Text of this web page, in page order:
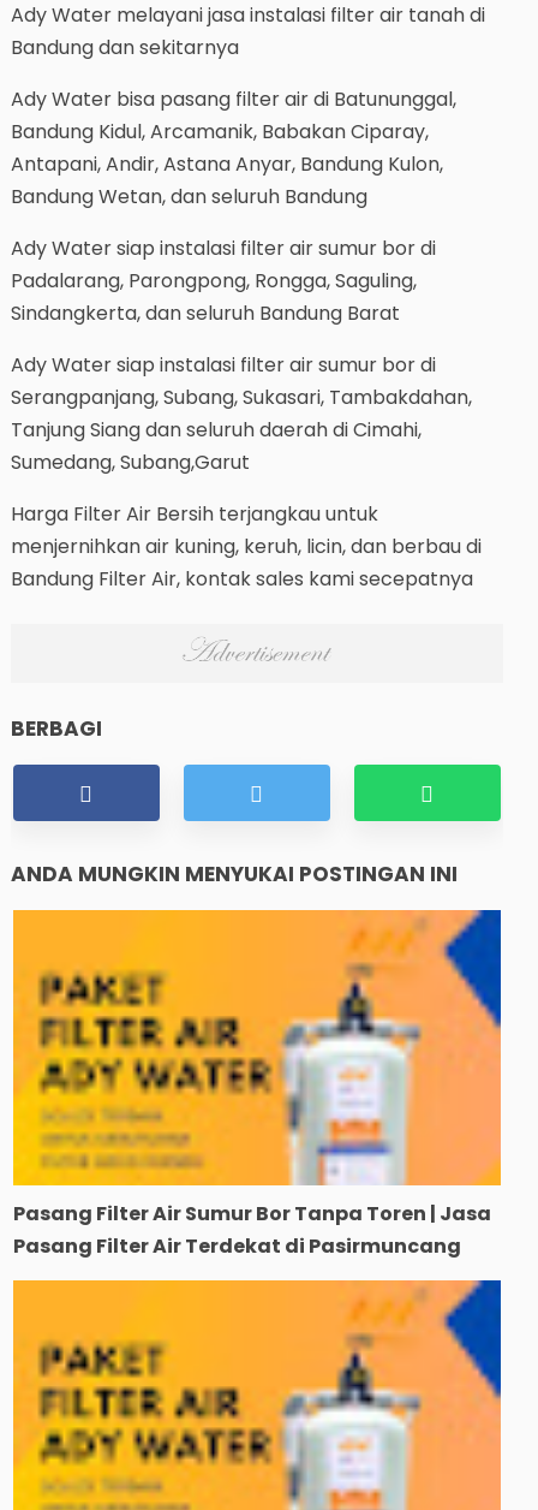
Ady Water melayani jasa instalasi filter air tanah di
Bandung dan sekitarnya
Ady Water bisa pasang filter air di Batununggal,
Bandung Kidul, Arcamanik, Babakan Ciparay,
Antapani, Andir, Astana Anyar, Bandung Kulon,
Bandung Wetan, dan seluruh Bandung
Ady Water siap instalasi filter air sumur bor di
Padalarang, Parongpong, Rongga, Saguling,
Sindangkerta, dan seluruh Bandung Barat
Ady Water siap instalasi filter air sumur bor di
Serangpanjang, Subang, Sukasari, Tambakdahan,
Tanjung Siang dan seluruh daerah di Cimahi,
Sumedang, Subang,Garut
Harga Filter Air Bersih terjangkau untuk
menjernihkan air kuning, keruh, licin, dan berbau di
Bandung Filter Air, kontak sales kami secepatnya
BERBAGI
ANDA MUNGKIN MENYUKAI POSTINGAN INI
Pasang Filter Air Sumur Bor Tanpa Toren | Jasa
Pasang Filter Air Terdekat di Pasirmuncang